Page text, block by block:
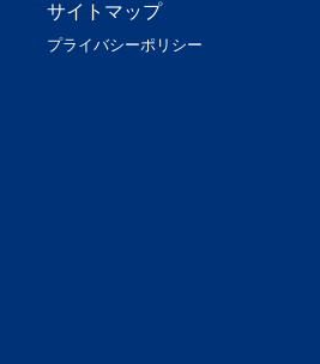
サイトマップ
プライバシーポリシー